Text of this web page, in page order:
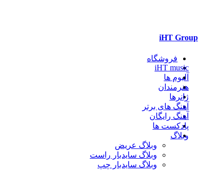
iHT Group
فروشگاه
iHT music
آلبوم ها
هنرمندان
ژانرها
آهنگ های برتر
آهنگ رایگان
پادکست ها
وبلاگ
وبلاگ عریض
وبلاگ سایدبار راست
وبلاگ سایدبار چپ